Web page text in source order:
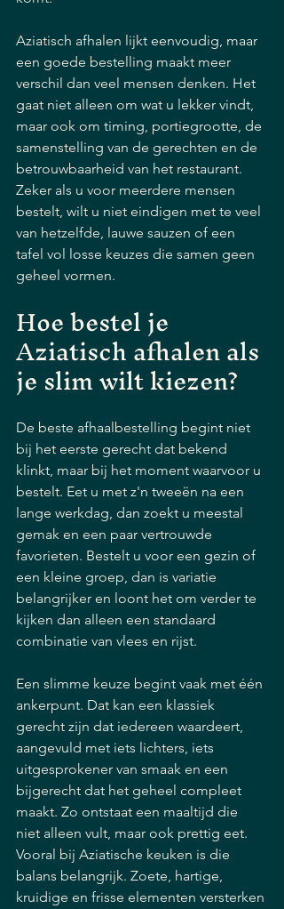
Aziatisch afhalen lijkt eenvoudig, maar
een goede bestelling maakt meer
verschil dan veel mensen denken. Het
gaat niet alleen om wat u lekker vindt,
maar ook om timing, portiegrootte, de
samenstelling van de gerechten en de
betrouwbaarheid van het restaurant.
Zeker als u voor meerdere mensen
bestelt, wilt u niet eindigen met te veel
van hetzelfde, lauwe sauzen of een
tafel vol losse keuzes die samen geen
geheel vormen.
Hoe bestel je
Aziatisch afhalen als
je slim wilt kiezen?
De beste afhaalbestelling begint niet
bij het eerste gerecht dat bekend
klinkt, maar bij het moment waarvoor u
bestelt. Eet u met z'n tweeën na een
lange werkdag, dan zoekt u meestal
gemak en een paar vertrouwde
favorieten. Bestelt u voor een gezin of
een kleine groep, dan is variatie
belangrijker en loont het om verder te
kijken dan alleen een standaard
combinatie van vlees en rijst.
Een slimme keuze begint vaak met één
ankerpunt. Dat kan een klassiek
gerecht zijn dat iedereen waardeert,
aangevuld met iets lichters, iets
uitgesprokener van smaak en een
bijgerecht dat het geheel compleet
maakt. Zo ontstaat een maaltijd die
niet alleen vult, maar ook prettig eet.
Vooral bij Aziatische keuken is die
balans belangrijk. Zoete, hartige,
kruidige en frisse elementen versterken